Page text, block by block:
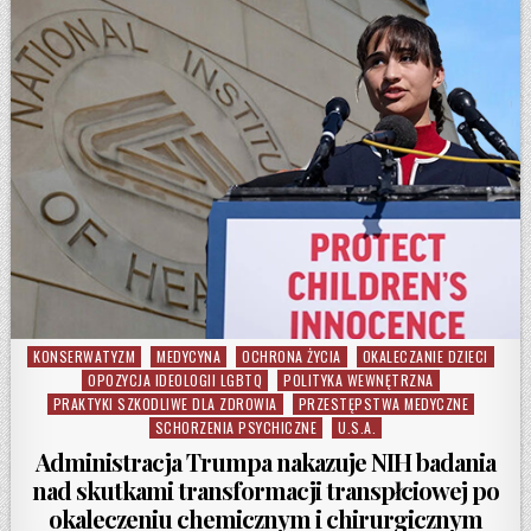
Posted in
KONSERWATYZM MEDYCYNA OCHRONA ŻYCIA
OKALECZANIE DZIECI
OPOZYCJA IDEOLOGII LGBTQ
POLITYKA WEWNĘTRZNA
PRAKTYKI SZKODLIWE DLA ZDROWIA
PRZESTĘPSTWA MEDYCZNE
SCHORZENIA PSYCHICZNE
U.S.A.
Administracja Trumpa nakazuje NIH badania
nad skutkami transformacji transpłciowej po
okaleczeniu chemicznym i chirurgicznym